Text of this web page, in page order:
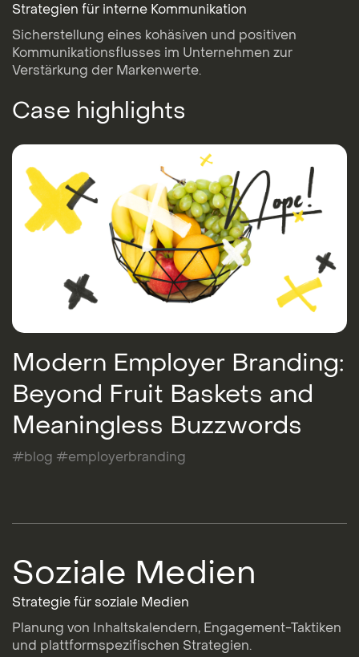
Strategien für interne Kommunikation
Sicherstellung eines kohäsiven und positiven
Kommunikationsflusses im Unternehmen zur
Verstärkung der Markenwerte.
Case highlights
Modern Employer Branding:
Beyond Fruit Baskets and
Meaningless Buzzwords
#blog #employerbranding
Soziale Medien
Strategie für soziale Medien
Planung von Inhaltskalendern, Engagement-Taktiken
und plattformspezifischen Strategien.